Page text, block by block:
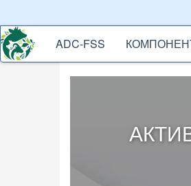
ADC-
MENU
ADC-FSS